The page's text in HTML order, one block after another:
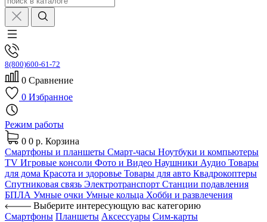
8(800)600-61-72
0 Сравнение
0 Избранное
Режим работы
0 0 р. Корзина
Смартфоны и планшеты Смарт-часы Ноутбуки и компьютеры
TV Игровые консоли Фото и Видео Наушники Аудио Товары
для дома Красота и здоровье Товары для авто Квадрокоптеры
Спутниковая связь Электротранспорт Станции подавления
БПЛА Умные очки Умные кольца Хобби и развлечения
Выберите интересующую вас категорию
Смартфоны Планшеты Аксессуары Сим-карты